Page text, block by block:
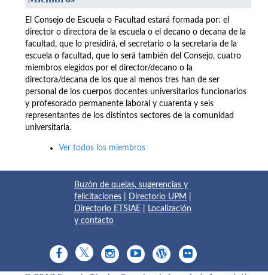
El Consejo de Escuela o Facultad estará formada por: el
director o directora de la escuela o el decano o decana de la
facultad, que lo presidirá, el secretario o la secretaria de la
escuela o facultad, que lo será también del Consejo, cuatro
miembros elegidos por el director/decano o la
directora/decana de los que al menos tres han de ser
personal de los cuerpos docentes universitarios funcionarios
y profesorado permanente laboral y cuarenta y seis
representantes de los distintos sectores de la comunidad
universitaria.
Ver todos los miembros
Buzón de quejas, sugerencias y
felicitaciones
Directorio UPM
Directorio ETSIAE
Localización
y contacto